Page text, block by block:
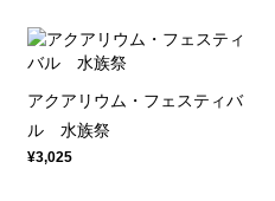
アクアリウム・フェスティバ
ル 水族祭
¥3,025